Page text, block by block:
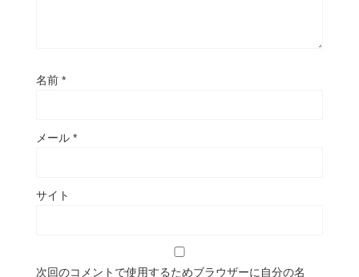
名前 *
メール *
サイト
次回のコメントで使用するためブラウザーに自分の名